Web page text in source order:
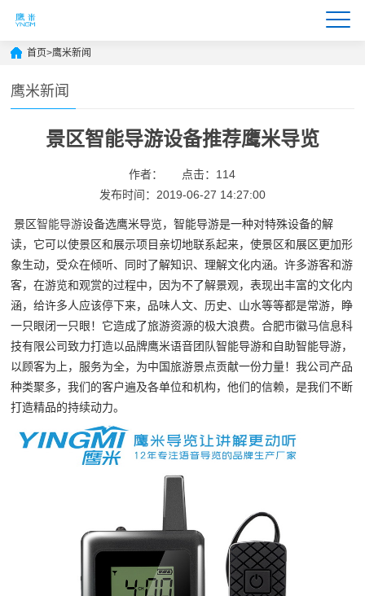
首页>鹰米新闻
鹰米新闻
景区智能导游设备推荐鹰米导览
作者：
点击：114
发布时间：2019-06-27 14:27:00
景区智能导游设备选鹰米导览，智能导游是一种对特殊设备的解
读，它可以使景区和展示项目亲切地联系起来，使景区和展区更加形
象生动，受众在倾听、同时了解知识、理解文化内涵。许多游客和游
客，在游览和观赏的过程中，因为不了解景观，表现出丰富的文化内
涵，给许多人应该停下来，品味人文、历史、山水等等都是常游，睁
一只眼闭一只眼！它造成了旅游资源的极大浪费。合肥市徽马信息科
技有限公司致力打造以品牌鹰米语音团队智能导游和自助智能导游，
以顾客为上，服务为全，为中国旅游景点贡献一份力量！我公司产品
种类聚多，我们的客户遍及各单位和机构，他们的信赖，是我们不断
打造精品的持续动力。